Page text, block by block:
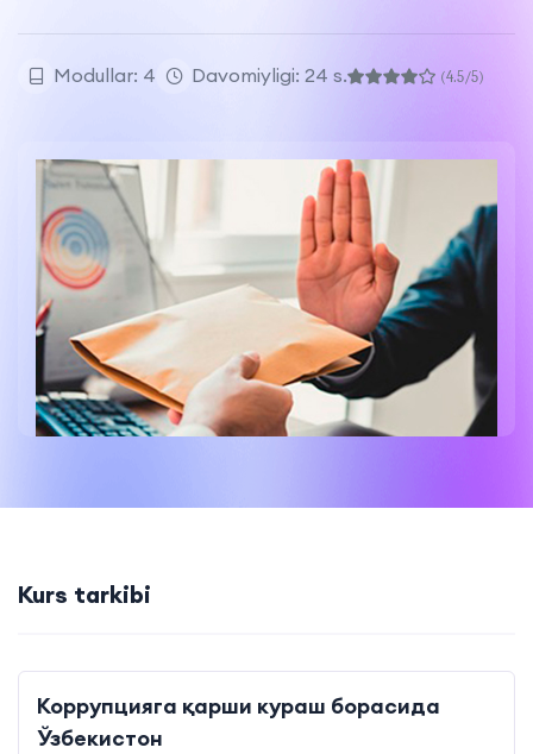
Modullar: 4 Davomiyligi: 24 s. (4.5/5)
Kurs tarkibi
Коррупцияга қарши кураш борасида
Ўзбекистон